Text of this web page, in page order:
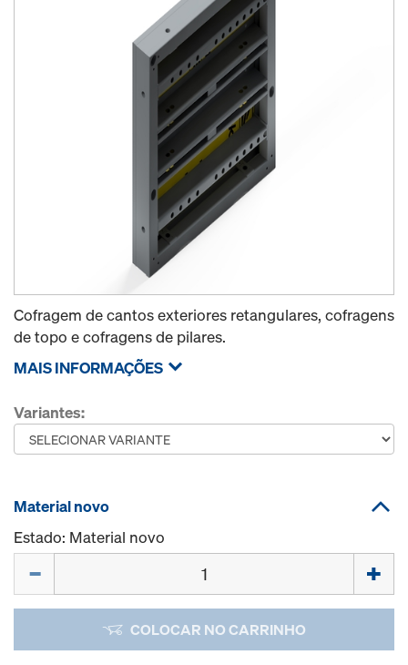
Cofragem de cantos exteriores retangulares, cofragens
de topo e cofragens de pilares.
MAIS INFORMAÇÕES
Variantes:
Material novo
Estado: Material novo
COLOCAR NO CARRINHO